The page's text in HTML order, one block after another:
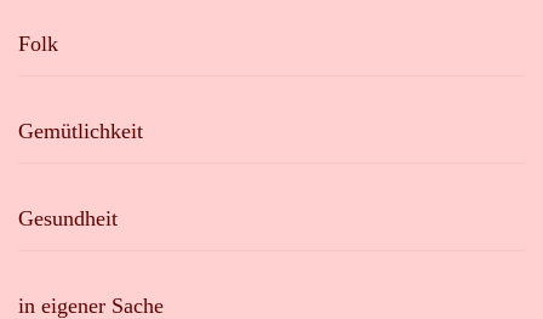
Folk
Gemütlichkeit
Gesundheit
in eigener Sache